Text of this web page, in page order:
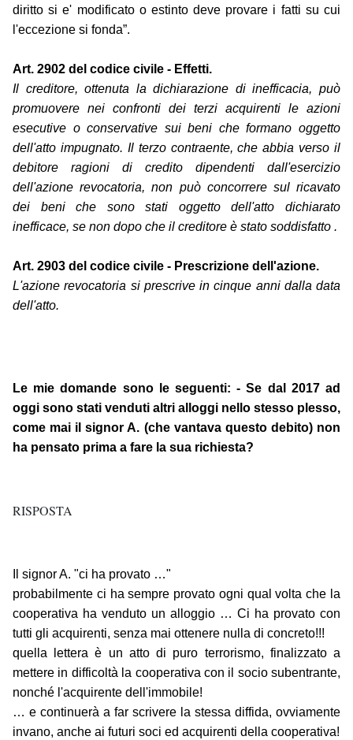
diritto si e' modificato o estinto deve provare i fatti su cui
l'eccezione si fonda”.
Art. 2902 del codice civile - Effetti.
Il creditore, ottenuta la dichiarazione di inefficacia, può
promuovere nei confronti dei terzi acquirenti le azioni
esecutive o conservative sui beni che formano oggetto
dell'atto impugnato. Il terzo contraente, che abbia verso il
debitore ragioni di credito dipendenti dall'esercizio
dell'azione revocatoria, non può concorrere sul ricavato
dei beni che sono stati oggetto dell'atto dichiarato
inefficace, se non dopo che il creditore è stato soddisfatto .
Art. 2903 del codice civile - Prescrizione dell'azione.
L'azione revocatoria si prescrive in cinque anni dalla data
dell'atto.
Le mie domande sono le seguenti: - Se dal 2017 ad
oggi sono stati venduti altri alloggi nello stesso plesso,
come mai il signor A. (che vantava questo debito) non
ha pensato prima a fare la sua richiesta?
RISPOSTA
Il signor A. "ci ha provato …"
probabilmente ci ha sempre provato ogni qual volta che la
cooperativa ha venduto un alloggio … Ci ha provato con
tutti gli acquirenti, senza mai ottenere nulla di concreto!!!
quella lettera è un atto di puro terrorismo, finalizzato a
mettere in difficoltà la cooperativa con il socio subentrante,
nonché l'acquirente dell'immobile!
… e continuerà a far scrivere la stessa diffida, ovviamente
invano, anche ai futuri soci ed acquirenti della cooperativa!